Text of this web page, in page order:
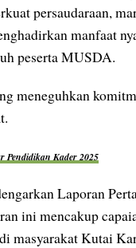
persaudaraan,
manfaat
peserta MUSDA.
meneguhkan
Pendidikan Kader 2025
Laporan
ini mencakup
masyarakat Kutai